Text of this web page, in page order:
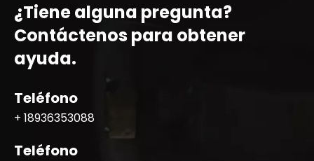
¿Tiene alguna pregunta?
Contáctenos para obtener
ayuda.
Teléfono
+ 18936353088
Teléfono